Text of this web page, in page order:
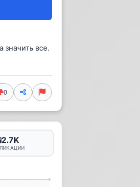
значить все.
0
2.7K